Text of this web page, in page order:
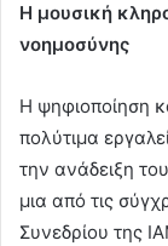
Η μουσική
νοημοσύνης
Η ψηφιοποίηση
πολύτιμα
την ανάδειξη
μια από τις
Συνεδρίου της